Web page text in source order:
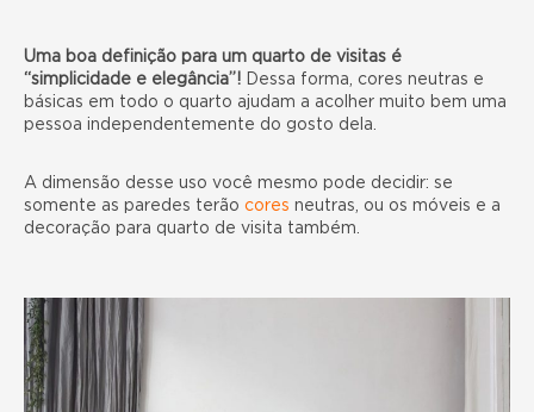
Uma boa definição para um quarto de visitas é
“simplicidade e elegância”! Dessa forma, cores neutras e
básicas em todo o quarto ajudam a acolher muito bem uma
pessoa independentemente do gosto dela.
A dimensão desse uso você mesmo pode decidir: se
somente as paredes terão cores neutras, ou os móveis e a
decoração para quarto de visita também.